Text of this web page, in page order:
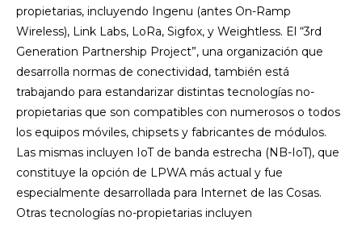
propietarias, incluyendo Ingenu (antes On-Ramp
Wireless), Link Labs, LoRa, Sigfox, y Weightless. El “3rd
Generation Partnership Project”, una organización que
desarrolla normas de conectividad, también está
trabajando para estandarizar distintas tecnologías no-
propietarias que son compatibles con numerosos o todos
los equipos móviles, chipsets y fabricantes de módulos.
Las mismas incluyen IoT de banda estrecha (NB-IoT), que
constituye la opción de LPWA más actual y fue
especialmente desarrollada para Internet de las Cosas.
Otras tecnologías no-propietarias incluyen